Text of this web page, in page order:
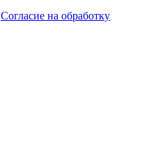
Согласие на обработку